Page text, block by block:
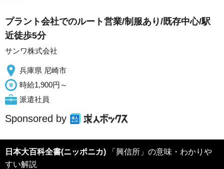
プラント会社でのルート営業/制服あり/既存中心/駅
近徒歩5分
サンワ株式会社
兵庫県 尼崎市
時給1,900円～
派遣社員
Sponsored by
日本大百科全書(ニッポニカ) 「興信所」の意味・わかりや
すい解説